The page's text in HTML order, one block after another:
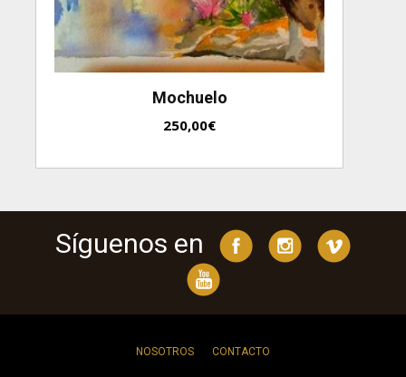
Mochuelo
250,00€
Síguenos en
NOSOTROS CONTACTO